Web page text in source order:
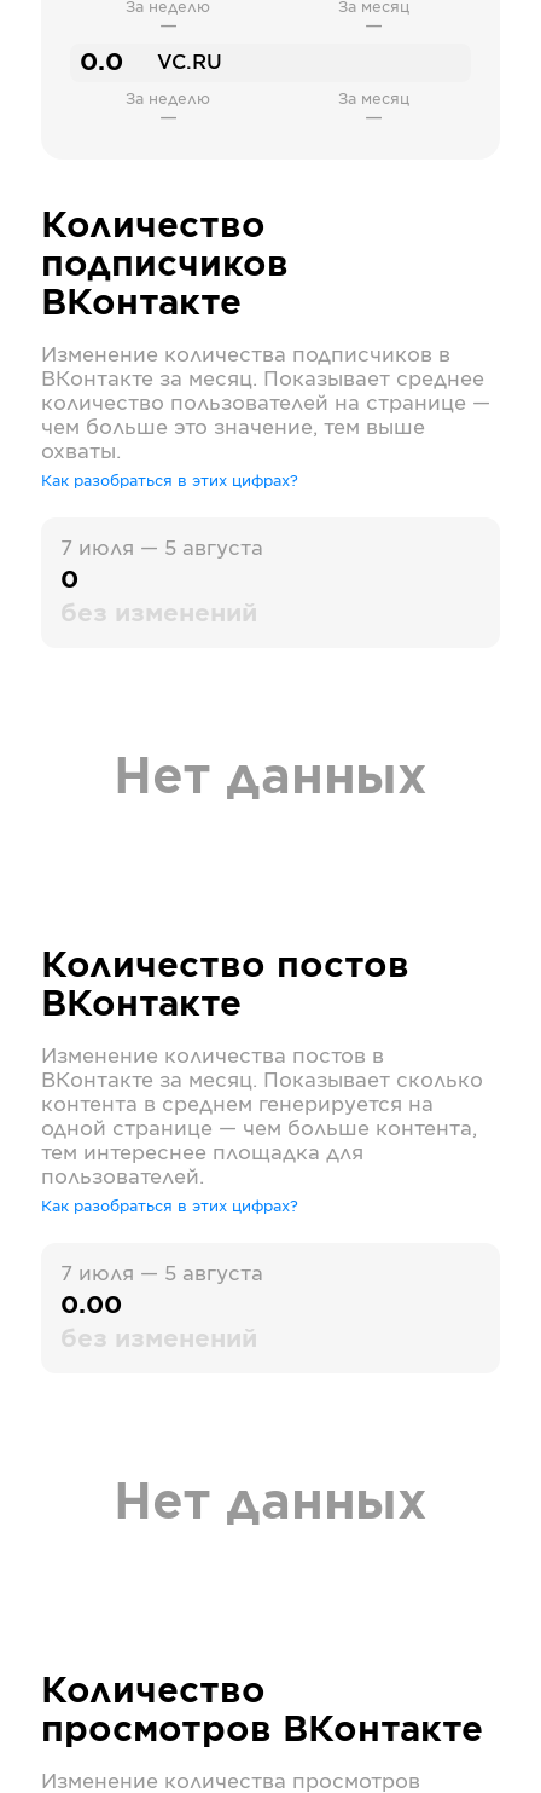
За неделю
—
За месяц
—
0.0 VC.RU
За неделю
—
За месяц
—
Количество
подписчиков
ВКонтакте
Изменение количества подписчиков в
ВКонтакте за месяц. Показывает среднее
количество пользователей на странице —
чем больше это значение, тем выше
охваты.
Как разобраться в этих цифрах?
7 июля — 5 августа
0
без изменений
Нет данных
Количество постов
ВКонтакте
Изменение количества постов в
ВКонтакте за месяц. Показывает сколько
контента в среднем генерируется на
одной странице — чем больше контента,
тем интереснее площадка для
пользователей.
Как разобраться в этих цифрах?
7 июля — 5 августа
0.00
без изменений
Нет данных
Количество
просмотров ВКонтакте
Изменение количества просмотров